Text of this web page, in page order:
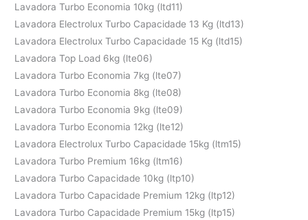
Lavadora Turbo Economia 10kg (ltd11)
Lavadora Electrolux Turbo Capacidade 13 Kg (ltd13)
Lavadora Electrolux Turbo Capacidade 15 Kg (ltd15)
Lavadora Top Load 6kg (lte06)
Lavadora Turbo Economia 7kg (lte07)
Lavadora Turbo Economia 8kg (lte08)
Lavadora Turbo Economia 9kg (lte09)
Lavadora Turbo Economia 12kg (lte12)
Lavadora Electrolux Turbo Capacidade 15kg (ltm15)
Lavadora Turbo Premium 16kg (ltm16)
Lavadora Turbo Capacidade 10kg (ltp10)
Lavadora Turbo Capacidade Premium 12kg (ltp12)
Lavadora Turbo Capacidade Premium 15kg (ltp15)